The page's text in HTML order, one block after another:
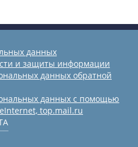
данных
и защиты информации
данных обратной
данных с помощью
top.mail.ru